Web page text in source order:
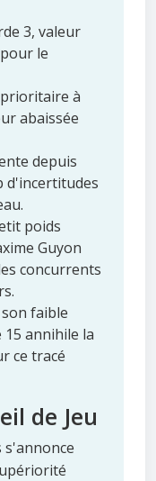
3, valeur
le
à
abaissée
depuis
d'incertitudes
poids
Guyon
concurrents
faible
15 annihile la
ce tracé
de Jeu
s'annonce